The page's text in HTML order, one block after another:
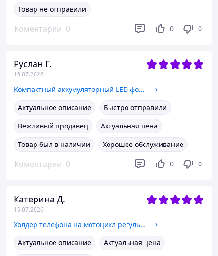
Товар не отправили
Коментарии 0 0 0
Руслан Г.
16.07.2026
Компактный аккумуляторный LED фонарик с регулировкой луча для походов, Мощный фонарь с micro USB зарядкой для туриста
Актуальное описание
Быстро отправили
Вежливый продавец
Актуальная цена
Товар был в наличии
Хорошее обслуживание
Коментарии 0 0 0
Катерина Д.
15.07.2026
Холдер телефона на мотоцикл регульований Black-Red, Тримач на кермо мотоцикла з поворотом на 360 градусів
Актуальное описание
Актуальная цена